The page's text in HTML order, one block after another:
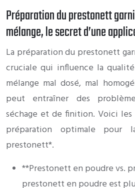
Préparation du prestonett
mélange, le secret d’une
La préparation du prestonett
cruciale qui influence la
mélange mal dosé, mal
peut entraîner des
séchage et de finition. Voici
préparation optimale pour
prestonett*.
**Prestonett en poudre vs.
prestonett en poudre est